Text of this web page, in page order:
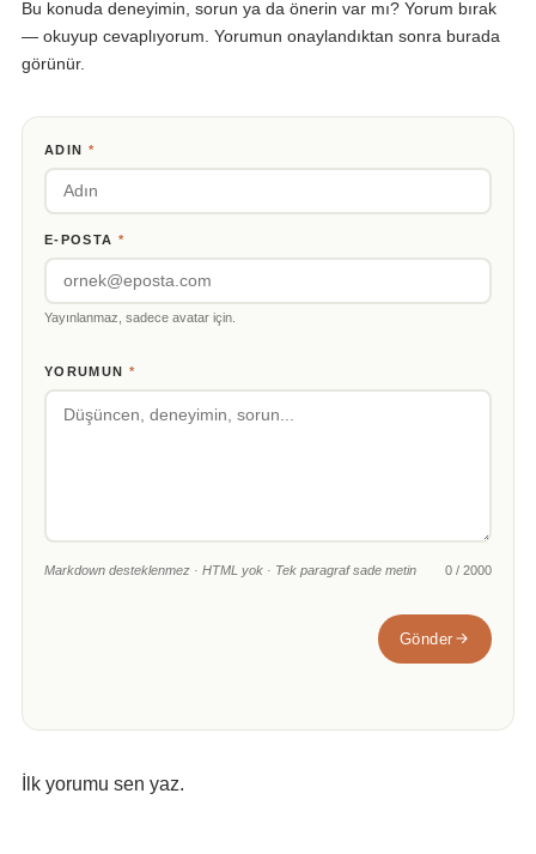
Bu konuda deneyimin, sorun ya da önerin var mı? Yorum bırak
— okuyup cevaplıyorum. Yorumun onaylandıktan sonra burada
görünür.
ADIN *
E-POSTA *
Yayınlanmaz, sadece avatar için.
YORUMUN *
Markdown desteklenmez · HTML yok · Tek paragraf sade metin 0 / 2000
Gönder
İlk yorumu sen yaz.